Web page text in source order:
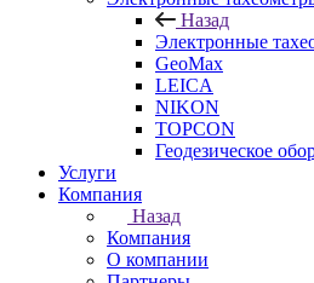
Назад
Электронные
GeoMax
LEICA
NIKON
TOPCON
Геодезическое
Услуги
Компания
Назад
Компания
О компании